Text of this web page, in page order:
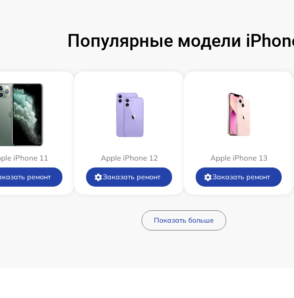
Популярные модели
iPhone 11
ремонт
Apple iPhone 12
Заказать ремонт
Apple iPhone 13
Заказать ремонт
Показать больше